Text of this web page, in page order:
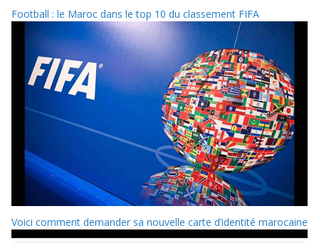
Football : le Maroc dans le top 10 du classement FIFA
Voici comment demander sa nouvelle carte d’identité marocaine